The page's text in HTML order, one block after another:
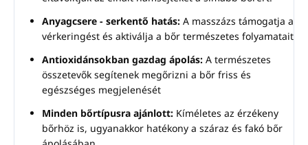
Anyagcsere - serkentő hatás: A masszázs támogatja a
vérkeringést és aktiválja a bőr természetes folyamatait
Antioxidánsokban gazdag ápolás: A természetes
összetevők segítenek megőrizni a bőr friss és
egészséges megjelenését
Minden bőrtípusra ajánlott: Kíméletes az érzékeny
bőrhöz is, ugyanakkor hatékony a száraz és fakó bőr